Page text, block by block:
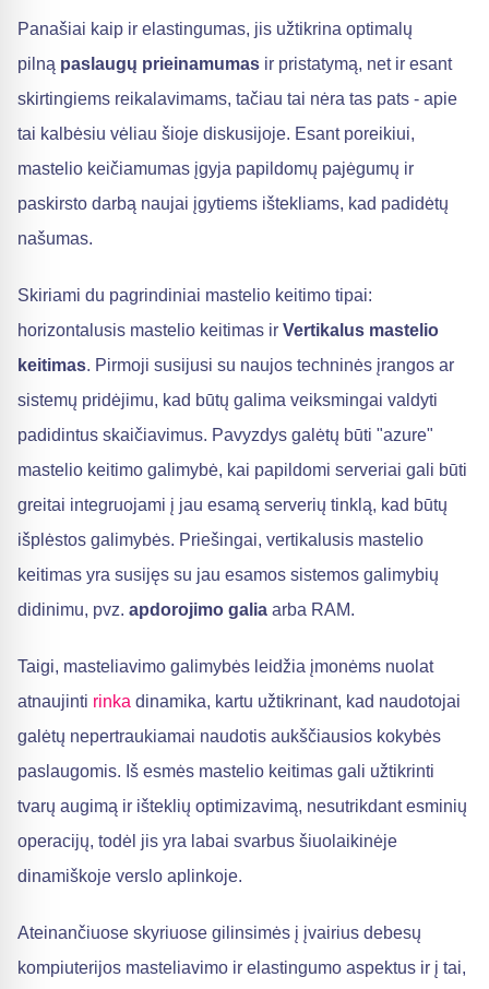
Panašiai kaip ir elastingumas, jis užtikrina optimalų
pilną paslaugų prieinamumas ir pristatymą, net ir esant
skirtingiems reikalavimams, tačiau tai nėra tas pats - apie
tai kalbėsiu vėliau šioje diskusijoje. Esant poreikiui,
mastelio keičiamumas įgyja papildomų pajėgumų ir
paskirsto darbą naujai įgytiems ištekliams, kad padidėtų
našumas.
Skiriami du pagrindiniai mastelio keitimo tipai:
horizontalusis mastelio keitimas ir Vertikalus mastelio
keitimas. Pirmoji susijusi su naujos techninės įrangos ar
sistemų pridėjimu, kad būtų galima veiksmingai valdyti
padidintus skaičiavimus. Pavyzdys galėtų būti "azure"
mastelio keitimo galimybė, kai papildomi serveriai gali būti
greitai integruojami į jau esamą serverių tinklą, kad būtų
išplėstos galimybės. Priešingai, vertikalusis mastelio
keitimas yra susijęs su jau esamos sistemos galimybių
didinimu, pvz. apdorojimo galia arba RAM.
Taigi, masteliavimo galimybės leidžia įmonėms nuolat
atnaujinti rinka dinamika, kartu užtikrinant, kad naudotojai
galėtų nepertraukiamai naudotis aukščiausios kokybės
paslaugomis. Iš esmės mastelio keitimas gali užtikrinti
tvarų augimą ir išteklių optimizavimą, nesutrikdant esminių
operacijų, todėl jis yra labai svarbus šiuolaikinėje
dinamiškoje verslo aplinkoje.
Ateinančiuose skyriuose gilinsimės į įvairius debesų
kompiuterijos masteliavimo ir elastingumo aspektus ir į tai,